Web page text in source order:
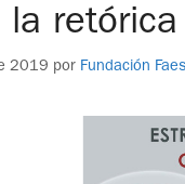
la retórica
2019 por Fundación Faes